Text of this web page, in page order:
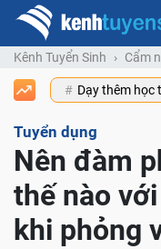
Kênh Tuyển Sinh Cẩm
Dạy thêm học
Tuyển dụng
Nên đàm
thế nào
khi phỏng